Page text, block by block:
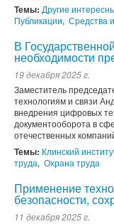
Темы: Другие
Публикации, Средства
В
необходимости
19 декабря 2025 г.
Заместитель
технологиям и связи
внедрения цифровых
документооборота в
отечественных
Темы: Клинский
труда, Охрана труда
Применение
безопасности,
11 декабря 2025 г.